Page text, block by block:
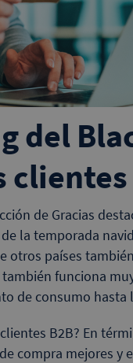
del
de Gracias
la temporada
otros países
funciona
de consumo hasta
B2B? En
compra mejores y